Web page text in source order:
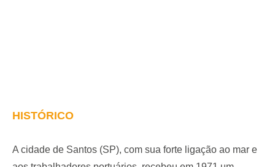
HISTÓRICO
A cidade de Santos (SP), com sua forte ligação ao mar e